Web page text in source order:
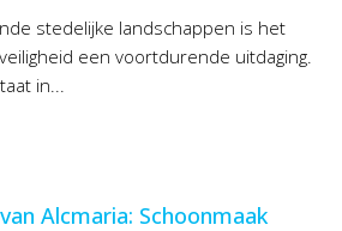
stedelijke landschappen is het
een voortdurende uitdaging.
in...
Alcmaria: Schoonmaak